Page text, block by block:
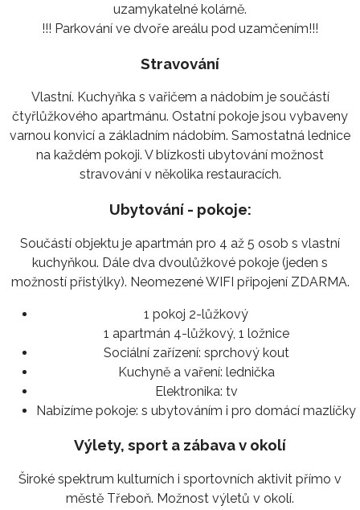
uzamykatelné kolárně.
!!! Parkování ve dvoře areálu pod uzamčením!!!
Stravování
Vlastní. Kuchyňka s vařičem a nádobím je součástí
čtyřlůžkového apartmánu. Ostatní pokoje jsou vybaveny
varnou konvicí a základním nádobím. Samostatná lednice
na každém pokoji. V blízkosti ubytování možnost
stravování v několika restauracích.
Ubytování - pokoje:
Součástí objektu je apartmán pro 4 až 5 osob s vlastní
kuchyňkou. Dále dva dvoulůžkové pokoje (jeden s
možností přistýlky). Neomezené WIFI připojení ZDARMA.
1 pokoj 2-lůžkový
1 apartmán 4-lůžkový, 1 ložnice
Sociální zařízení: sprchový kout
Kuchyně a vaření: lednička
Elektronika: tv
Nabízíme pokoje: s ubytováním i pro domácí mazlíčky
Výlety, sport a zábava v okolí
Široké spektrum kulturních i sportovních aktivit přímo v
městě Třeboň. Možnost výletů v okolí.